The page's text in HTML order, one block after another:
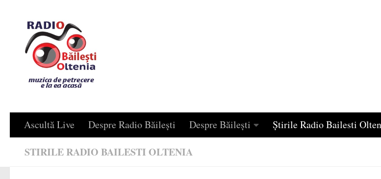
Ascultă Live Despre Radio Băilești Despre Băilești Știrile Radio Bailesti
STIRILE RADIO BAILESTI OLTENIA